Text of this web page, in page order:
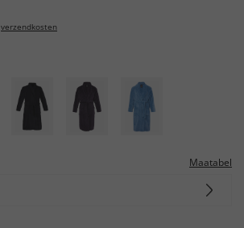
verzendkosten
Maatabel